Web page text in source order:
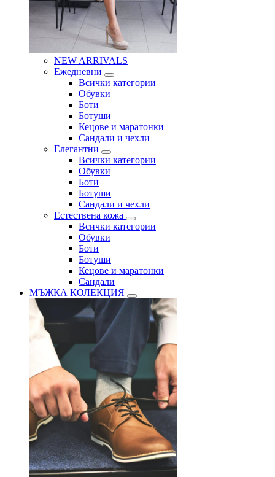
NEW ARRIVALS
Ежедневни
Всички категории
Обувки
Боти
Ботуши
Кецове и маратонки
Сандали и чехли
Елегантни
Всички категории
Обувки
Боти
Ботуши
Сандали и чехли
Естествена кожа
Всички категории
Обувки
Боти
Ботуши
Кецове и маратонки
Сандали
МЪЖКА КОЛЕКЦИЯ